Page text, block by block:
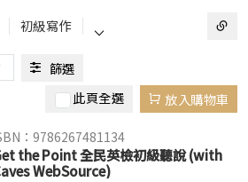
初級寫作 ⌵
篩選
此頁全選
放入購物車
：9786267481134
the Point 全民英檢初級聽說 (with
WebSource)